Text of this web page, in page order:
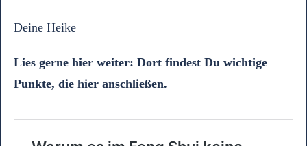
Deine Heike
Lies gerne hier weiter: Dort findest Du wichtige
Punkte, die hier anschließen.